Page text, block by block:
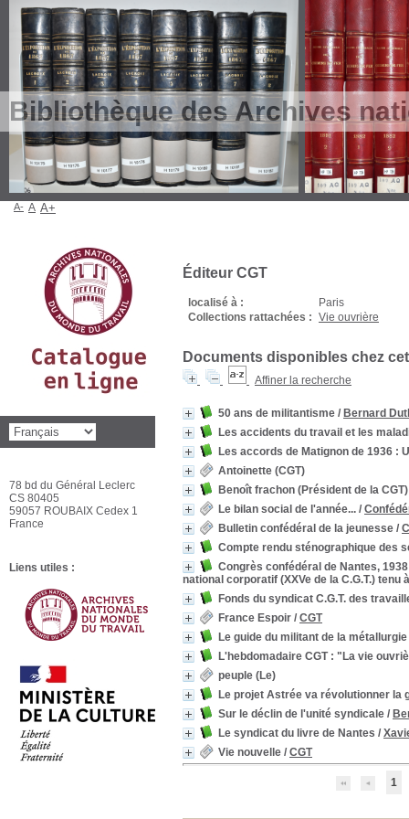
Bibliothèque des Archives
Éditeur CGT
localisé à :
Paris
Collections rattachées : Vie ouvrière
Documents disponibles chez
Affiner la recherche
50 ans de militantisme / Bernard
Les accidents du travail et les
Les accords de Matignon de 1936 :
Antoinette (CGT)
Benoît frachon (Président de la
Le bilan social de l'année... /
Bulletin confédéral de la jeunesse /
Compte rendu sténographique des
Congrès confédéral de Nantes,
national corporatif (XXVe de la C.G.T.) tenu
Fonds du syndicat C.G.T. des
France Espoir / CGT
Le guide du militant de la métallurgie
L'hebdomadaire CGT : "La vie
peuple (Le)
Le projet Astrée va révolutionner la
Sur le déclin de l'unité syndicale /
Le syndicat du livre de Nantes /
Vie nouvelle / CGT
1
A- A A+
78 bd du Général Leclerc
CS 80405
59057 ROUBAIX Cedex 1
France
Liens utiles :